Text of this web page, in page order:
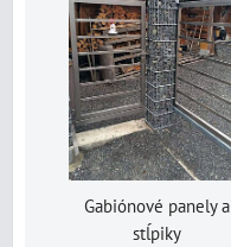
Gabiónové panely a
stĺpiky